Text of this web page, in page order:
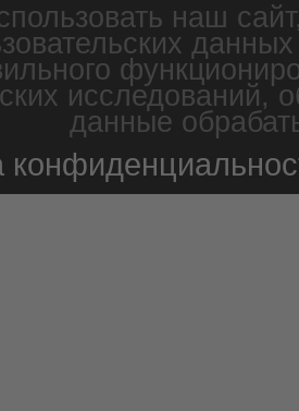
наш
данные